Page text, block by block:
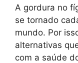
A gordura no
se tornado
mundo. Por
alternativas
com a saúde